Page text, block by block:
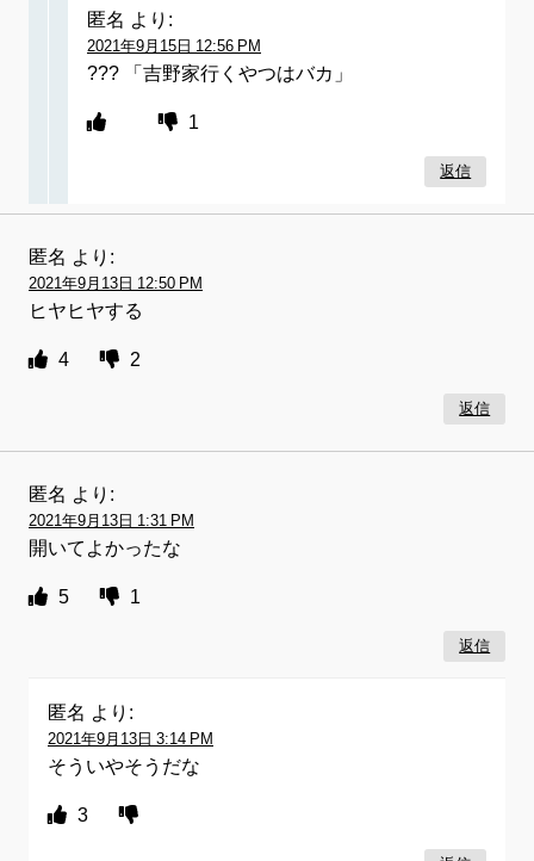
匿名 より:
2021年9月15日 12:56 PM
??? 「吉野家行くやつはバカ」
1
返信
匿名 より:
2021年9月13日 12:50 PM
ヒヤヒヤする
4 2
返信
匿名 より:
2021年9月13日 1:31 PM
開いてよかったな
5 1
返信
匿名 より:
2021年9月13日 3:14 PM
そういやそうだな
3